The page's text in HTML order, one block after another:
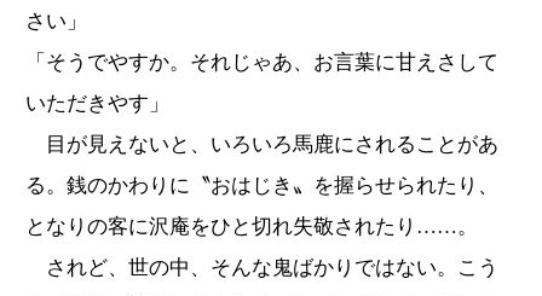
さい」
「そうでやすか。それじゃあ、お言葉に甘えさして
いただきやす」
目が見えないと、いろいろ馬鹿にされることがあ
る。銭のかわりに〝おはじき〟を握らせられたり、
となりの客に沢庵をひと切れ失敬されたり……。
されど、世の中、そんな鬼ばかりではない。こう